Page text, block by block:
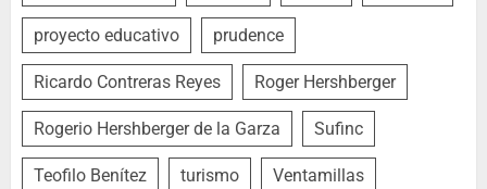
proyecto educativo prudence
Ricardo Contreras Reyes Roger Hershberger
Rogerio Hershberger de la Garza Sufinc
Teofilo Benítez turismo Ventamillas